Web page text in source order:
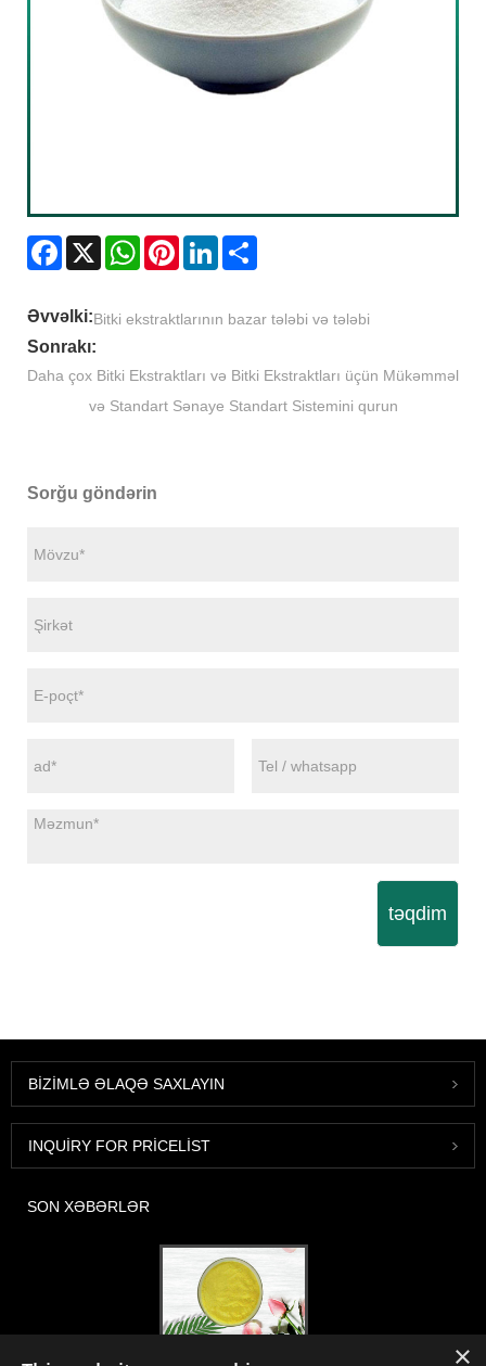
Facebook
X WhatsAppPinterestLinkedIn
Əvvəlki:Bitki ekstraktlarının bazar tələbi və tələbi
Sonrakı:
Daha çox Bitki Ekstraktları və Bitki Ekstraktları üçün Mükəmməl
və Standart Sənaye Standart Sistemini qurun
Sorğu göndərin
təqdim
BIZIMLƏ ƏLAQƏ SAXLAYIN
INQUIRY FOR PRICELIST
SON XƏBƏRLƏR
×